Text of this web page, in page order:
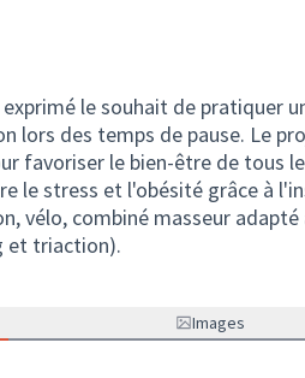
le souhait de pratiquer
lors des temps de pause. Le
favoriser le bien-être de tous
le stress et l'obésité grâce à
vélo, combiné masseur adapté
et triaction).
Images